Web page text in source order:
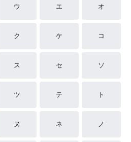
ウ エ オ
ク ケ コ
ス セ ソ
ツ テ ト
ヌ ネ ノ